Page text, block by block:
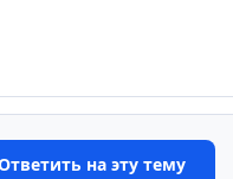
на эту тему